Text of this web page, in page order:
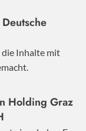
Inhalte mit
Holding Graz